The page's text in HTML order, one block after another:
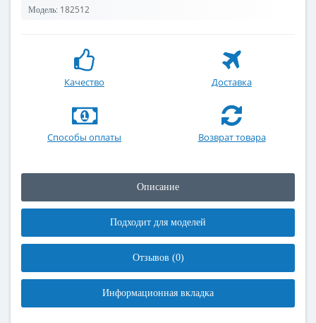
Модель: 182512
Качество Доставка
Способы оплаты Возврат товара
Описание
Подходит для моделей
Отзывов (0)
Информационная вкладка